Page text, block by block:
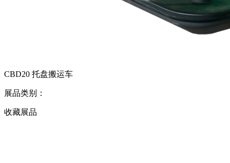
CBD20 托盘搬运车
展品类别：
收藏展品